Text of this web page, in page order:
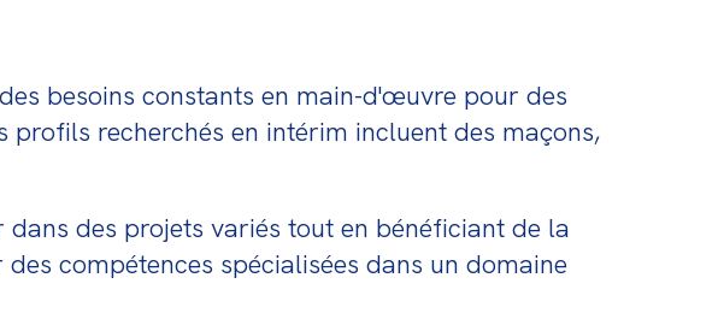
besoins constants en main-d'œuvre pour des
profils recherchés en intérim incluent des maçons,
des projets variés tout en bénéficiant de la
compétences spécialisées dans un domaine